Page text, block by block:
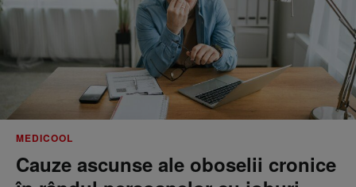
MEDICOOL
Cauze ascunse ale oboselii cronice